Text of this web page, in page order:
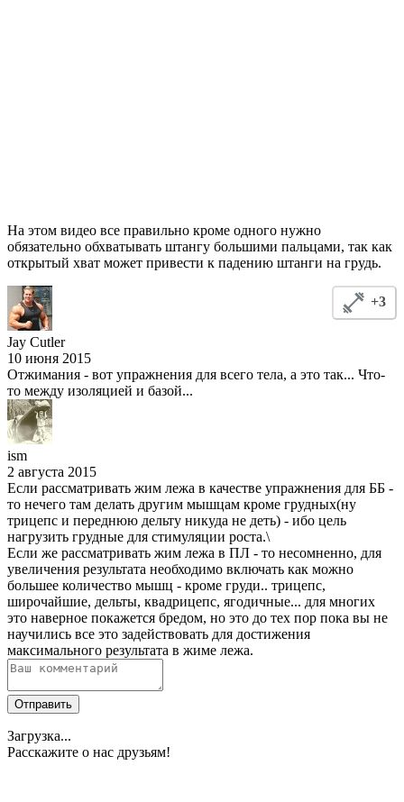
На этом видео все правильно кроме одного нужно
обязательно обхватывать штангу большими пальцами, так как
открытый хват может привести к падению штанги на грудь.
+3
Jay Cutler
10 июня 2015
Отжимания - вот упражнения для всего тела, а это так... Что-
то между изоляцией и базой...
ism
2 августа 2015
Если рассматривать жим лежа в качестве упражнения для ББ -
то нечего там делать другим мышцам кроме грудных(ну
трицепс и переднюю дельту никуда не деть) - ибо цель
нагрузить грудные для стимуляции роста.\
Если же рассматривать жим лежа в ПЛ - то несомненно, для
увеличения результата необходимо включать как можно
большее количество мышц - кроме груди.. трицепс,
широчайшие, дельты, квадрицепс, ягодичные... для многих
это наверное покажется бредом, но это до тех пор пока вы не
научились все это задействовать для достижения
максимального результата в жиме лежа.
Отправить
Загрузка...
Расскажите о нас друзьям!